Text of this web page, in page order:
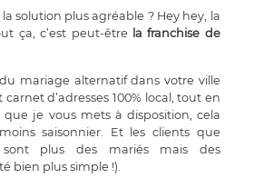
la solution plus agréable ? Hey hey, la
ça, c’est peut-être la franchise de
mariage alternatif dans votre ville
d’adresses 100% local, tout en
je vous mets à disposition, cela
saisonnier. Et les clients que
plus des mariés mais des
bien plus simple !).